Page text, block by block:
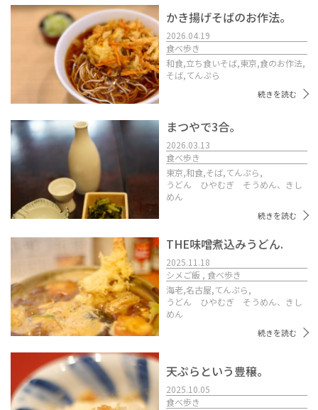
かき揚げそばのお作法。
2026.04.19
食べ歩き
和食,立ち食いそば,東京,食のお作法,
そば,てんぷら
続きを読む
まつやで3合。
2026.03.13
食べ歩き
東京,和食,そば,てんぷら,
うどん ひやむぎ そうめん、きし
めん
続きを読む
THE味噌煮込みうどん.
2025.11.18
シメご飯 , 食べ歩き
海老,名古屋,てんぷら,
うどん ひやむぎ そうめん、きし
めん
続きを読む
天ぷらという豊穣。
2025.10.05
食べ歩き